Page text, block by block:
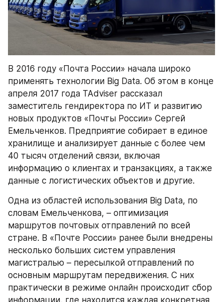
В 2016 году «Почта России» начала широко
применять технологии Big Data. Об этом в конце
апреля 2017 года TAdviser рассказал
заместитель гендиректора по ИТ и развитию
новых продуктов «Почты России» Сергей
Емельченков. Предприятие собирает в единое
хранилище и анализирует данные с более чем
40 тысяч отделений связи, включая
информацию о клиентах и транзакциях, а также
данные с логистических объектов и другие.
Одна из областей использования Big Data, по
словам Емельченкова, – оптимизация
маршрутов почтовых отправлений по всей
стране. В «Почте России» ранее были внедрены
несколько больших систем управления
магистралью – пересылкой отправлений по
основным маршрутам передвижения. С них
практически в режиме онлайн происходит сбор